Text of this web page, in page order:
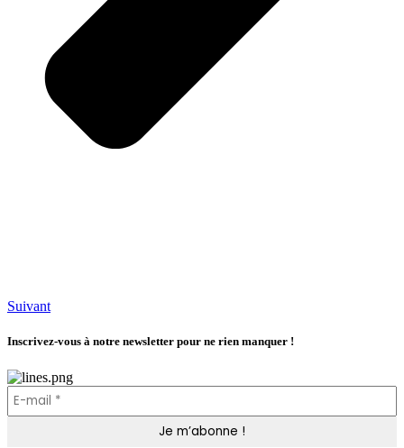
Suivant
Inscrivez-vous à notre newsletter pour ne rien manquer !